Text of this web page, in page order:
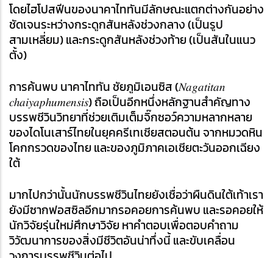
โดยไฮโปสฟีนของนาคาไททันมีลักษณะแตกต่างกันอย่าง
ชัดเจนระหว่างกระดูกสันหลังช่วงกลาง (เป็นรูป
สามเหลี่ยม) และกระดูกสันหลังช่วงท้าย (เป็นสันในแนว
ตั้ง)
การค้นพบ นาคาไททัน ชัยภูมิเอนซิส (𝑁𝑎𝑔𝑎𝑡𝑖𝑡𝑎𝑛
𝑐ℎ𝑎𝑖𝑦𝑎𝑝ℎ𝑢𝑚𝑒𝑛𝑠𝑖𝑠) ถือเป็นอีกหนึ่งหลักฐานสำคัญทาง
บรรพชีวินวิทยาที่ช่วยเติมเต็มจิ๊กซอว์ความหลากหลาย
ของไดโนเสาร์ไทยในยุคครีเทเชียสตอนต้น จากหมวดหิน
โคกกรวดของไทย และของภูมิภาคเอเชียตะวันออกเฉียง
ใต้
มากไปกว่านั้นนักบรรพชีวินไทยยังเชื่อว่าผืนดินใต้เท้าเรา
ยังมีซากฟอสซิลอีกมากรอคอยการค้นพบ และรอคอยให้
นักวิจัยรุ่นใหม่ศึกษาวิจัย หาคำตอบเพื่อตอบคำถาม
วิวัฒนาการของสิ่งมีชีวิตอันน่าทึ่งนี้ และขับเคลื่อน